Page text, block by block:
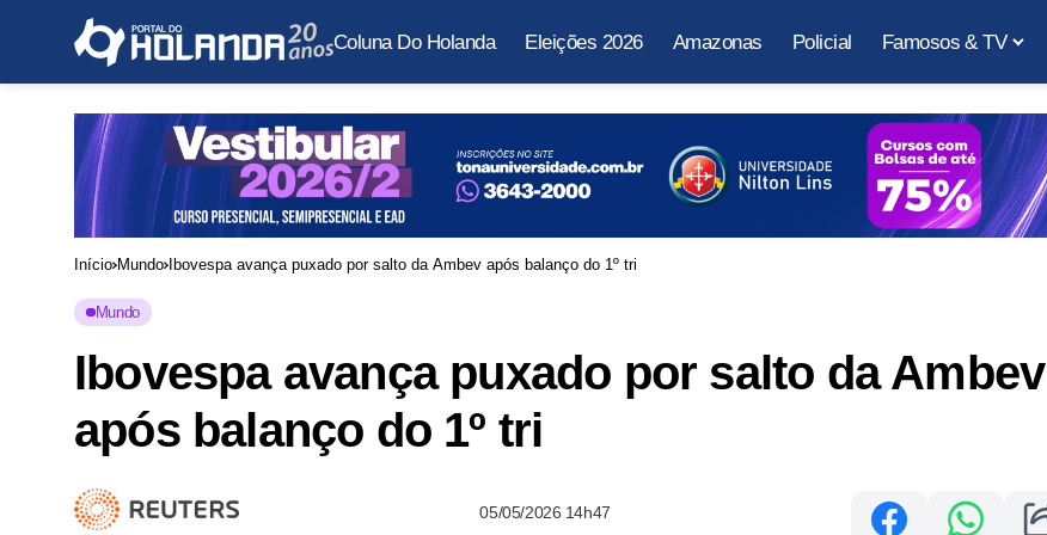
Coluna Do Holanda Eleições 2026 Amazonas Policial Famosos & TV
Início Mundo Ibovespa avança puxado por salto da Ambev após balanço do 1º tri
Mundo
Ibovespa avança puxado por salto da Ambev
após balanço do 1º tri
05/05/2026 14h47